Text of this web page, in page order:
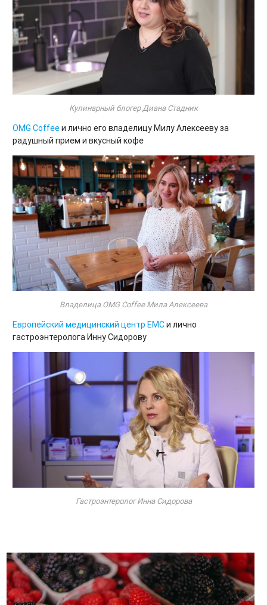
Кулинарный блогер Диана Стадник
OMG Coffeeи лично его владелицу Милу Алексееву за
радушный прием и вкусный кофе
Владелица OMG Coffee Мила Алексеева
Европейский медицинский центр ЕМСи лично
гастроэнтеролога Инну Сидорову
Гастроэнтеролог Инна Сидорова